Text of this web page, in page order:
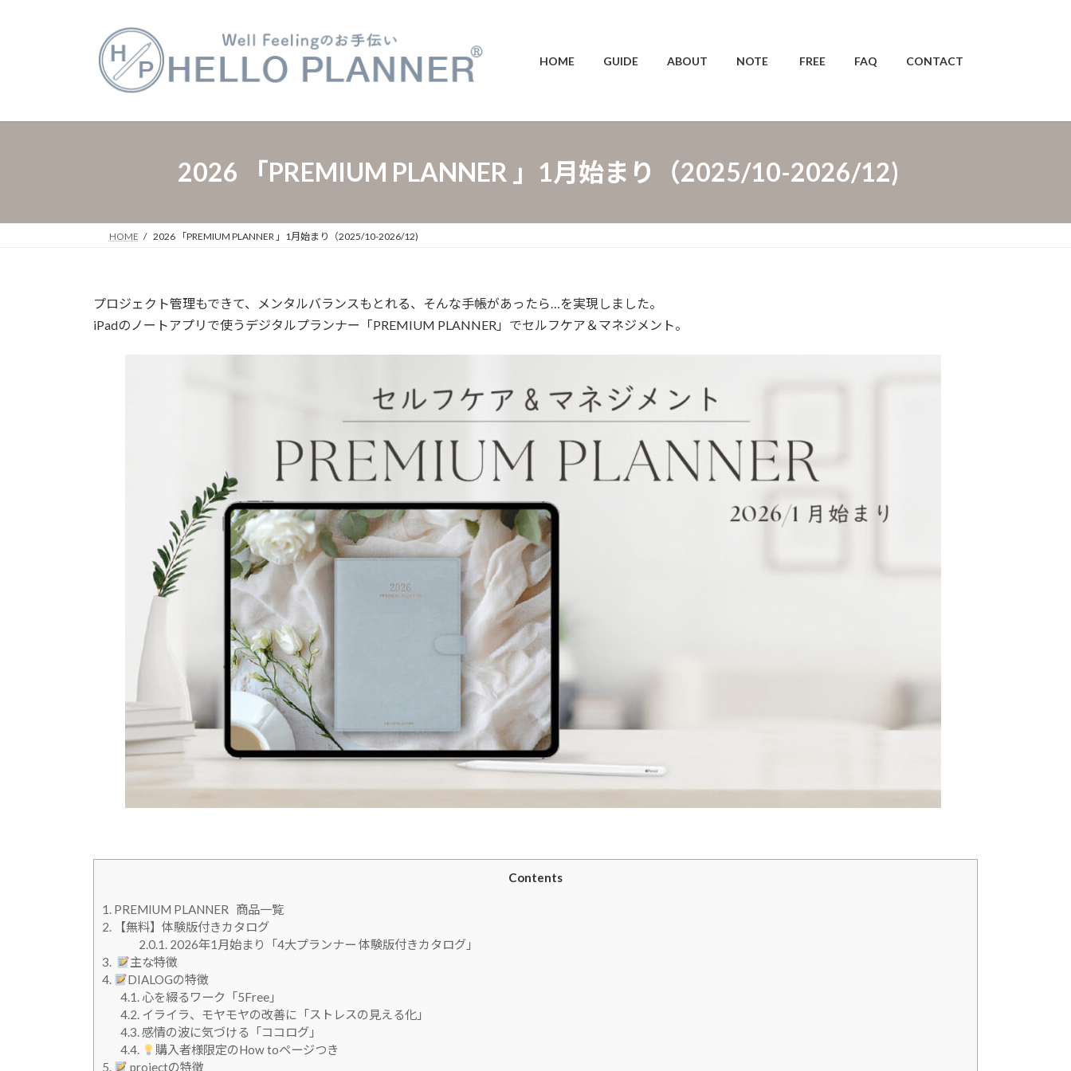
ス
ン
HOME GUIDE ABOUT NOTE FREE FAQ CONTACT
​ 2026 「PREMIUM PLANNER 」1月始まり（2025/10-2026/12)
HOME ​ 2026 「PREMIUM PLANNER 」1月始まり（2025/10-2026/12)
プロジェクト管理もできて、メンタルバランスもとれる、そんな手帳があったら…を実現しました。
iPadのノートアプリで使うデジタルプランナー「PREMIUM PLANNER」でセルフケア＆マネジメント。
Contents
1. PREMIUM PLANNER 商品一覧
2. 【無料】体験版付きカタログ
2.0.1.2026年1月始まり「4大プランナー 体験版付きカタログ」
3.
主な特徴
4.
DIALOGの特徴
4.1.心を綴るワーク「5Free」
4.2.イライラ、モヤモヤの改善に「ストレスの見える化」
4.3.感情の波に気づける「ココログ」
4.4.
購入者様限定のHow toページつき
5.
projectの特徴